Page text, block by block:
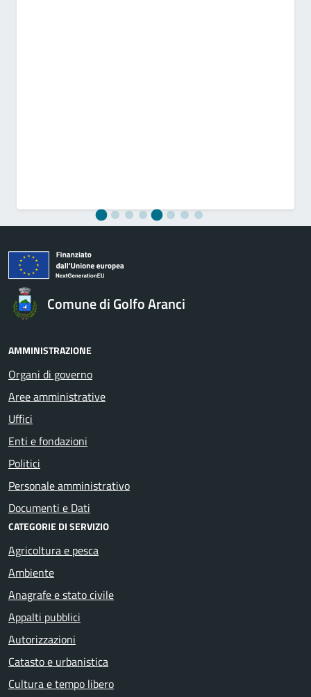
Comune di Golfo Aranci
AMMINISTRAZIONE
Organi di governo
Aree amministrative
Uffici
Enti e fondazioni
Politici
Personale amministrativo
Documenti e Dati
CATEGORIE DI SERVIZIO
Agricoltura e pesca
Ambiente
Anagrafe e stato civile
Appalti pubblici
Autorizzazioni
Catasto e urbanistica
Cultura e tempo libero